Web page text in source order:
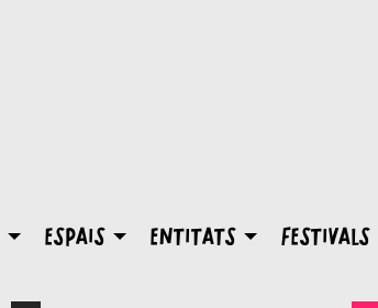
ESPAIS ENTITATS FESTIVALS